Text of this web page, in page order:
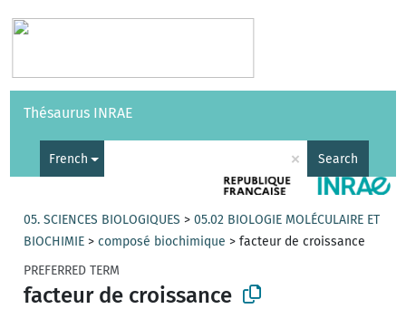
Vocabularies API
Thésaurus INRAE
French × Search
05. SCIENCES BIOLOGIQUES >05.02 BIOLOGIE MOLÉCULAIRE ET
BIOCHIMIE >composé biochimique >facteur de croissance
PREFERRED TERM
facteur de croissance